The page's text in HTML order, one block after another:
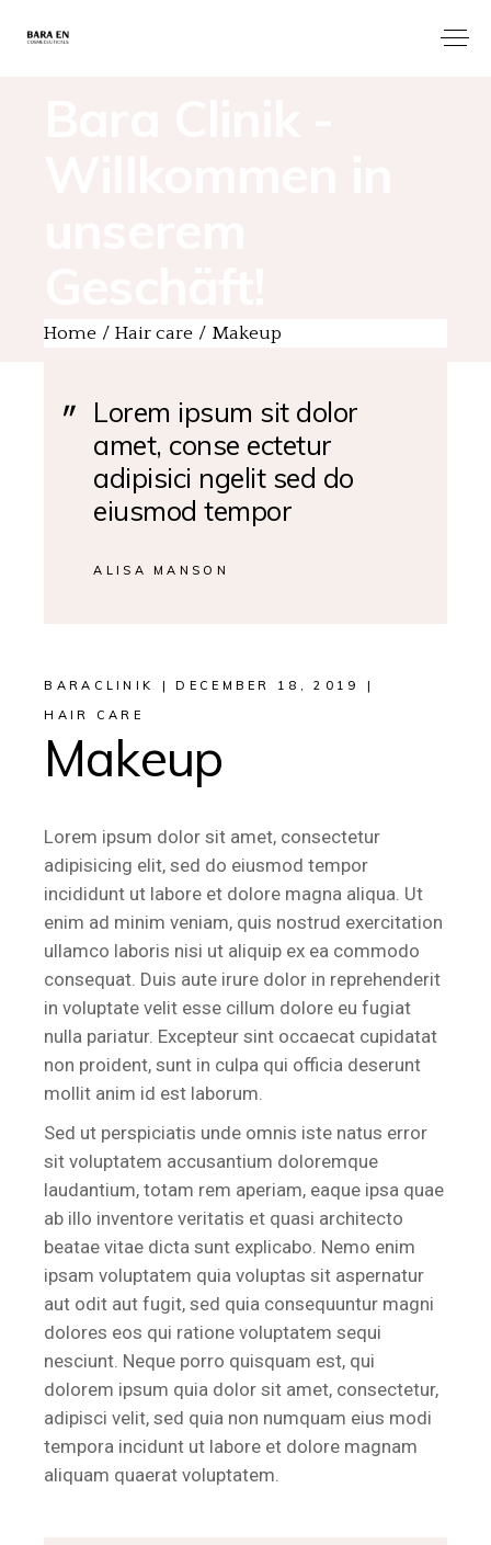
Home Hair care Makeup
Lorem ipsum sit dolor
amet, conse ectetur
adipisici ngelit sed do
eiusmod tempor
ALISA MANSON
BARACLINIK
DECEMBER 18, 2019
HAIR CARE
Makeup
Lorem ipsum dolor sit amet, consectetur
adipisicing elit, sed do eiusmod tempor
incididunt ut labore et dolore magna aliqua. Ut
enim ad minim veniam, quis nostrud exercitation
ullamco laboris nisi ut aliquip ex ea commodo
consequat. Duis aute irure dolor in reprehenderit
in voluptate velit esse cillum dolore eu fugiat
nulla pariatur. Excepteur sint occaecat cupidatat
non proident, sunt in culpa qui officia deserunt
mollit anim id est laborum.
Sed ut perspiciatis unde omnis iste natus error
sit voluptatem accusantium doloremque
laudantium, totam rem aperiam, eaque ipsa quae
ab illo inventore veritatis et quasi architecto
beatae vitae dicta sunt explicabo. Nemo enim
ipsam voluptatem quia voluptas sit aspernatur
aut odit aut fugit, sed quia consequuntur magni
dolores eos qui ratione voluptatem sequi
nesciunt. Neque porro quisquam est, qui
dolorem ipsum quia dolor sit amet, consectetur,
adipisci velit, sed quia non numquam eius modi
tempora incidunt ut labore et dolore magnam
aliquam quaerat voluptatem.